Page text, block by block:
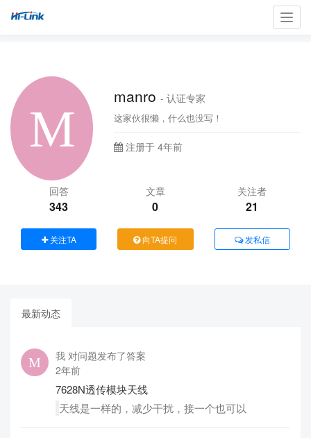
manro- 认证专家
这家伙很懒，什么也没写！
注册于 4年前
回答
343
文章
0
关注者
21
关注TA 向TA提问 发私信
最新动态
我 对问题发布了答案
2年前
7628N透传模块天线
天线是一样的，减少干扰，接一个也可以